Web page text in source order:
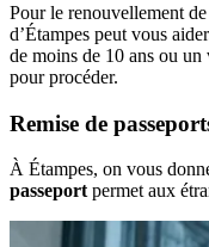
Pour le renouvellement
d’Étampes peut vous
de moins de 10 ans ou
pour procéder.
Remise de
À Étampes, on vous
passeport permet aux